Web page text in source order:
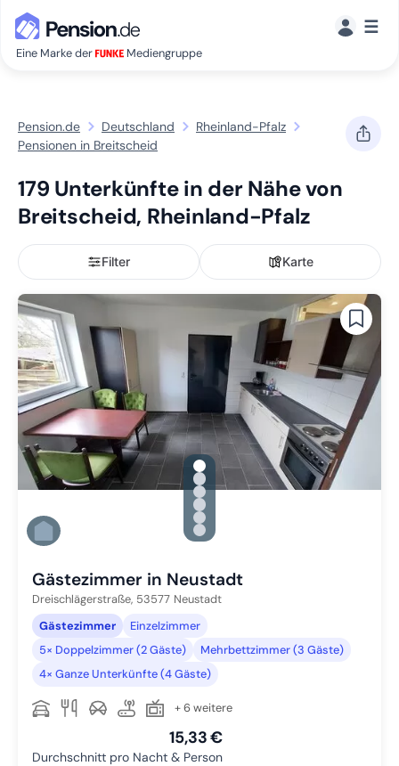
Eine Marke der Mediengruppe
☰
Pension.de Deutschland
Rheinland-Pfalz
Pensionen in Breitscheid
179 Unterkünfte in der Nähe von
Breitscheid, Rheinland-Pfalz
Filter Karte
gallery.slide_selector
Zu Slide 1 wechseln
Zu Slide 2 wechseln
Zu Slide 3 wechseln
Zu Slide 4 wechseln
Zu Slide 5 wechseln
Zu Slide 6 wechseln
Gästezimmer in Neustadt
Dreischlägerstraße, 53577 Neustadt
Gästezimmer
Einzelzimmer
5× Doppelzimmer (2 Gäste)
Mehrbettzimmer (3 Gäste)
4× Ganze Unterkünfte (4 Gäste)
+ 6 weitere
15,33 €
Durchschnitt pro Nacht & Person